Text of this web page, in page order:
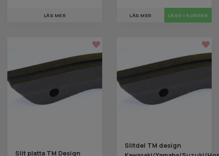
LÄS MER LÄS MER LÄGG I KORGEN
Slit platta TM Design
Slitdel TM design